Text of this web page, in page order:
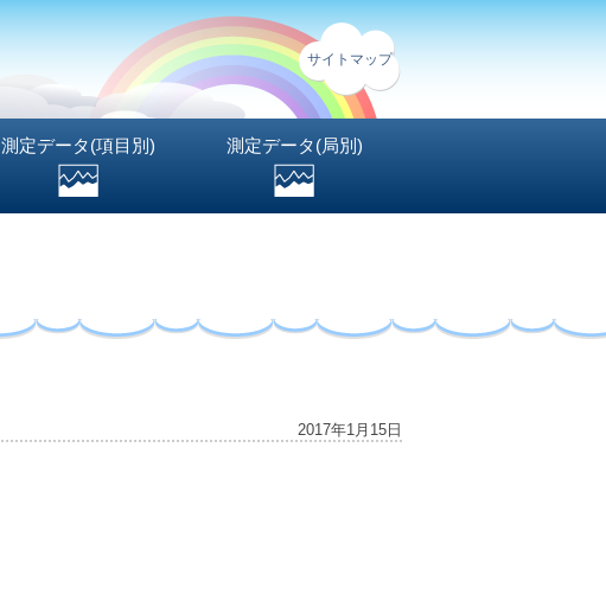
サイトマップ
測定データ(項目別) 測定データ(局別)
2017年1月15日